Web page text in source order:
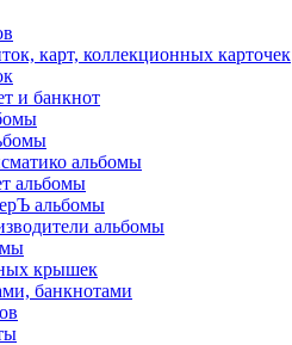
карт, коллекционных карточек
и банкнот
альбомы
альбомы
альбомы
альбомы
крышек
банкнотами